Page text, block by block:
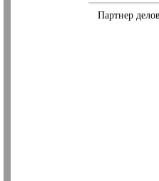
Партнер